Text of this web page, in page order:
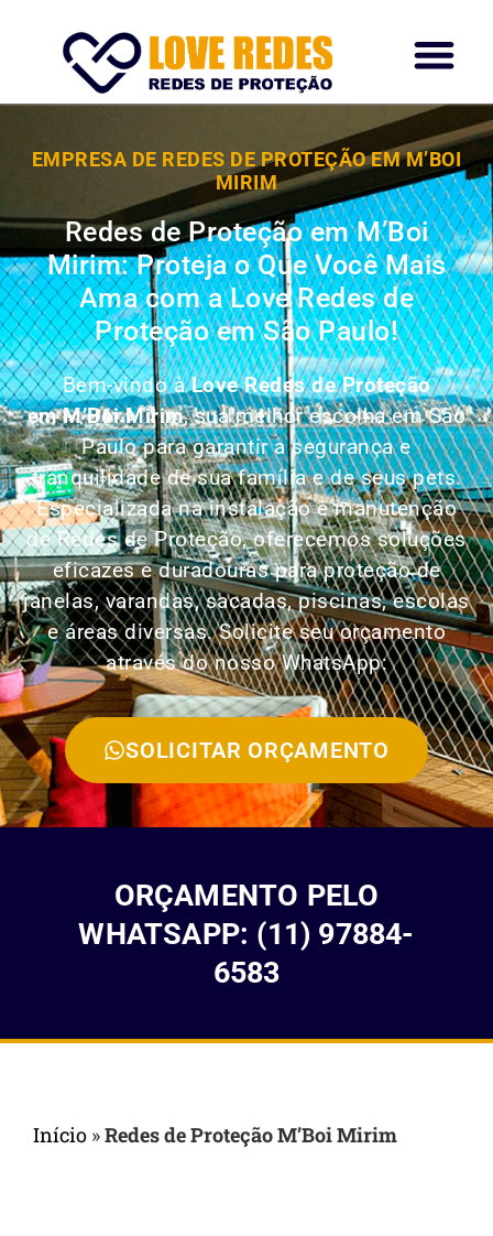
EMPRESA DE REDES DE PROTEÇÃO EM M’BOI
MIRIM
Redes de Proteção em M’Boi
Mirim: Proteja o Que Você Mais
Ama com a Love Redes de
Proteção em São Paulo!
Bem-vindo àLove Redes de Proteção
em M’Boi Mirim, sua melhor escolha em São
Paulo para garantir a segurança e
tranquilidade de sua família e de seus pets.
Especializada na instalação e manutenção
de Redes de Proteção, oferecemos soluções
eficazes e duradouras para proteção de
janelas, varandas, sacadas, piscinas, escolas
e áreas diversas. Solicite seu orçamento
através do nosso WhatsApp:
SOLICITAR ORÇAMENTO
ORÇAMENTO PELO
WHATSAPP: (11) 97884-
6583
Início »Redes de Proteção M’Boi Mirim